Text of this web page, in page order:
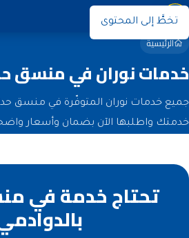
تخطَّ إلى المحتوى
نوران
الرئيسية
خدمات نوران في منسق
جميع خدمات نوران المتوفّرة في منسق
خدمتك واطلبها الآن بضمان وأسعار
تحتاج خدمة في